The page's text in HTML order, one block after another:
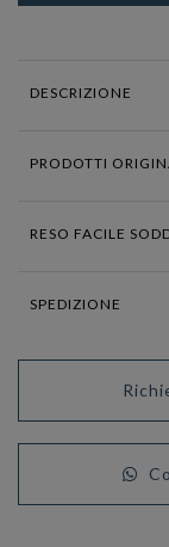
DESCRIZIONE
PRODOTTI
RESO FACILE
SPEDIZIONE